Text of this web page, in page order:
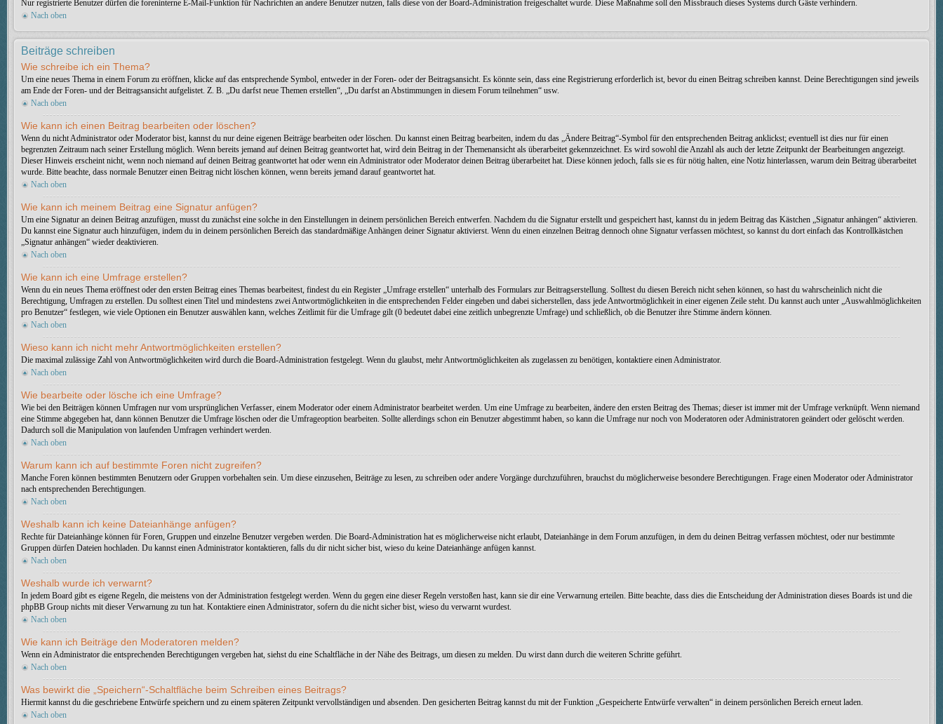
Nur registrierte Benutzer dürfen die foreninterne E-Mail-Funktion für Nachrichten an andere Benutzer nutzen, falls diese von der Board-Administration freigeschaltet wurde. Diese Maßnahme soll den Missbrauch dieses Systems durch Gäste verhindern.
Nach oben
Beiträge schreiben
Wie schreibe ich ein Thema?
Um eine neues Thema in einem Forum zu eröffnen, klicke auf das entsprechende Symbol, entweder in der Foren- oder der Beitragsansicht. Es könnte sein, dass eine Registrierung erforderlich ist, bevor du einen Beitrag schreiben kannst. Deine Berechtigungen sind jeweils
am Ende der Foren- und der Beitragsansicht aufgelistet. Z. B. „Du darfst neue Themen erstellen“, „Du darfst an Abstimmungen in diesem Forum teilnehmen“ usw.
Nach oben
Wie kann ich einen Beitrag bearbeiten oder löschen?
Wenn du nicht Administrator oder Moderator bist, kannst du nur deine eigenen Beiträge bearbeiten oder löschen. Du kannst einen Beitrag bearbeiten, indem du das „Ändere Beitrag“-Symbol für den entsprechenden Beitrag anklickst; eventuell ist dies nur für einen
begrenzten Zeitraum nach seiner Erstellung möglich. Wenn bereits jemand auf deinen Beitrag geantwortet hat, wird dein Beitrag in der Themenansicht als überarbeitet gekennzeichnet. Es wird sowohl die Anzahl als auch der letzte Zeitpunkt der Bearbeitungen angezeigt.
Dieser Hinweis erscheint nicht, wenn noch niemand auf deinen Beitrag geantwortet hat oder wenn ein Administrator oder Moderator deinen Beitrag überarbeitet hat. Diese können jedoch, falls sie es für nötig halten, eine Notiz hinterlassen, warum dein Beitrag überarbeitet
wurde. Bitte beachte, dass normale Benutzer einen Beitrag nicht löschen können, wenn bereits jemand darauf geantwortet hat.
Nach oben
Wie kann ich meinem Beitrag eine Signatur anfügen?
Um eine Signatur an deinen Beitrag anzufügen, musst du zunächst eine solche in den Einstellungen in deinem persönlichen Bereich entwerfen. Nachdem du die Signatur erstellt und gespeichert hast, kannst du in jedem Beitrag das Kästchen „Signatur anhängen“ aktivieren.
Du kannst eine Signatur auch hinzufügen, indem du in deinem persönlichen Bereich das standardmäßige Anhängen deiner Signatur aktivierst. Wenn du einen einzelnen Beitrag dennoch ohne Signatur verfassen möchtest, so kannst du dort einfach das Kontrollkästchen
„Signatur anhängen“ wieder deaktivieren.
Nach oben
Wie kann ich eine Umfrage erstellen?
Wenn du ein neues Thema eröffnest oder den ersten Beitrag eines Themas bearbeitest, findest du ein Register „Umfrage erstellen“ unterhalb des Formulars zur Beitragserstellung. Solltest du diesen Bereich nicht sehen können, so hast du wahrscheinlich nicht die
Berechtigung, Umfragen zu erstellen. Du solltest einen Titel und mindestens zwei Antwortmöglichkeiten in die entsprechenden Felder eingeben und dabei sicherstellen, dass jede Antwortmöglichkeit in einer eigenen Zeile steht. Du kannst auch unter „Auswahlmöglichkeiten
pro Benutzer“ festlegen, wie viele Optionen ein Benutzer auswählen kann, welches Zeitlimit für die Umfrage gilt (0 bedeutet dabei eine zeitlich unbegrenzte Umfrage) und schließlich, ob die Benutzer ihre Stimme ändern können.
Nach oben
Wieso kann ich nicht mehr Antwortmöglichkeiten erstellen?
Die maximal zulässige Zahl von Antwortmöglichkeiten wird durch die Board-Administration festgelegt. Wenn du glaubst, mehr Antwortmöglichkeiten als zugelassen zu benötigen, kontaktiere einen Administrator.
Nach oben
Wie bearbeite oder lösche ich eine Umfrage?
Wie bei den Beiträgen können Umfragen nur vom ursprünglichen Verfasser, einem Moderator oder einem Administrator bearbeitet werden. Um eine Umfrage zu bearbeiten, ändere den ersten Beitrag des Themas; dieser ist immer mit der Umfrage verknüpft. Wenn niemand
eine Stimme abgegeben hat, dann können Benutzer die Umfrage löschen oder die Umfrageoption bearbeiten. Sollte allerdings schon ein Benutzer abgestimmt haben, so kann die Umfrage nur noch von Moderatoren oder Administratoren geändert oder gelöscht werden.
Dadurch soll die Manipulation von laufenden Umfragen verhindert werden.
Nach oben
Warum kann ich auf bestimmte Foren nicht zugreifen?
Manche Foren können bestimmten Benutzern oder Gruppen vorbehalten sein. Um diese einzusehen, Beiträge zu lesen, zu schreiben oder andere Vorgänge durchzuführen, brauchst du möglicherweise besondere Berechtigungen. Frage einen Moderator oder Administrator
nach entsprechenden Berechtigungen.
Nach oben
Weshalb kann ich keine Dateianhänge anfügen?
Rechte für Dateianhänge können für Foren, Gruppen und einzelne Benutzer vergeben werden. Die Board-Administration hat es möglicherweise nicht erlaubt, Dateianhänge in dem Forum anzufügen, in dem du deinen Beitrag verfassen möchtest, oder nur bestimmte
Gruppen dürfen Dateien hochladen. Du kannst einen Administrator kontaktieren, falls du dir nicht sicher bist, wieso du keine Dateianhänge anfügen kannst.
Nach oben
Weshalb wurde ich verwarnt?
In jedem Board gibt es eigene Regeln, die meistens von der Administration festgelegt werden. Wenn du gegen eine dieser Regeln verstoßen hast, kann sie dir eine Verwarnung erteilen. Bitte beachte, dass dies die Entscheidung der Administration dieses Boards ist und die
phpBB Group nichts mit dieser Verwarnung zu tun hat. Kontaktiere einen Administrator, sofern du die nicht sicher bist, wieso du verwarnt wurdest.
Nach oben
Wie kann ich Beiträge den Moderatoren melden?
Wenn ein Administrator die entsprechenden Berechtigungen vergeben hat, siehst du eine Schaltfläche in der Nähe des Beitrags, um diesen zu melden. Du wirst dann durch die weiteren Schritte geführt.
Nach oben
Was bewirkt die „Speichern“-Schaltfläche beim Schreiben eines Beitrags?
Hiermit kannst du die geschriebene Entwürfe speichern und zu einem späteren Zeitpunkt vervollständigen und absenden. Den gesicherten Beitrag kannst du mit der Funktion „Gespeicherte Entwürfe verwalten“ in deinem persönlichen Bereich erneut laden.
Nach oben